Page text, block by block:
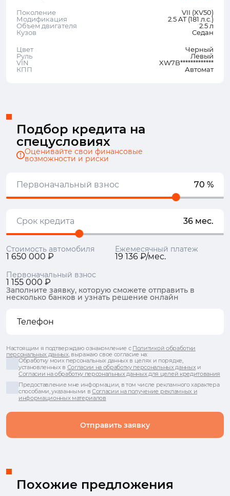
Поколение
VII (XV50)
Модификация
2.5 AT (181 л.с.)
Объем двигателя
2.5 л
Кузов
Седан
Цвет
Черный
Руль
Левый
VIN
XW7B*************
КПП
Автомат
Подбор кредита на
спецусловиях
Оценивайте свои финансовые
возможности и риски
Первоначальный взнос 70 %
Срок кредита 36 мес.
Стоимость автомобиля
1 650 000 ₽
Ежемесячный платеж
19 136 ₽/мес.
Первоначальный взнос
1 155 000 ₽
Заполните заявку, которую сможете отправить в
несколько банков и узнать решение онлайн
Отправить заявку
Настоящим я подтверждаю ознакомление с Политикой обработки
персональных данных, выражаю свое согласие на:
Обработку моих персональных данных в целях и порядке,
установленных в Согласии на обработку персональных данныхи
Согласии на обработку персональных данных для целей кредитования
Предоставление мне информации, в том числе рекламного характера
способами, указанными вСогласии на получение рекламных и
информационных материалов
Похожие предложения